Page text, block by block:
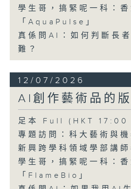
學生哥，搞緊呢一科：
「AquaPulse」
真係問AI：如何判斷長
難？
12/07/2026
AI創作藝術品的
足本 Full (HKT
專題訪問：科大藝術與機
新興跨學科領域學部講
學生哥，搞緊呢一科：
「FlameBio」